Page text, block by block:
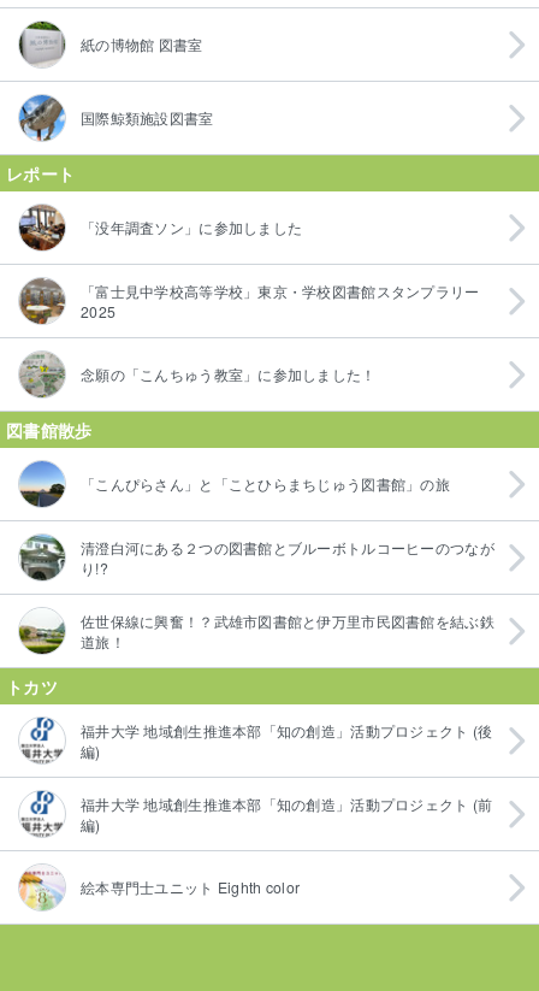
紙の博物館 図書室
国際鯨類施設図書室
レポート
「没年調査ソン」に参加しました
「富士見中学校高等学校」東京・学校図書館スタンプラリー
2025
念願の「こんちゅう教室」に参加しました！
図書館散歩
「こんぴらさん」と「ことひらまちじゅう図書館」の旅
清澄白河にある２つの図書館とブルーボトルコーヒーのつなが
り!?
佐世保線に興奮！？武雄市図書館と伊万里市民図書館を結ぶ鉄
道旅！
トカツ
福井大学 地域創生推進本部「知の創造」活動プロジェクト (後
編)
福井大学 地域創生推進本部「知の創造」活動プロジェクト (前
編)
絵本専門士ユニット Eighth color